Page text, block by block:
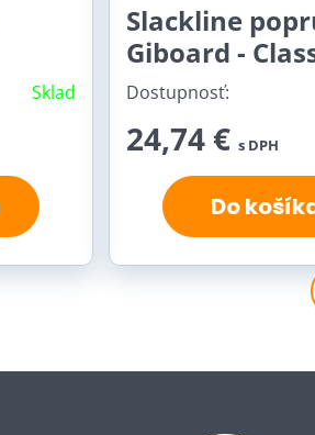
Sklad
Slackline
Giboard -
Dostupnosť:
24,74 € s DPH
Do